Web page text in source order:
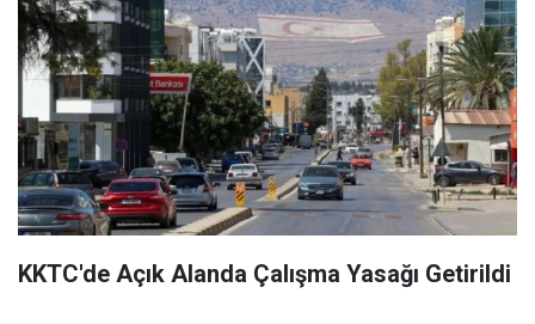
KKTC'de Açık Alanda Çalışma Yasağı Getirildi